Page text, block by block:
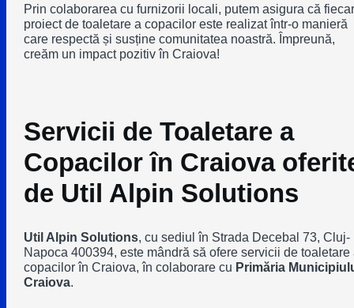
Prin colaborarea cu furnizorii locali, putem asigura că
proiect de toaletare a copacilor este realizat într-o manieră
care respectă și susține comunitatea noastră. Împreună,
creăm un impact pozitiv în Craiova!
Servicii de Toaletare a
Copacilor în Craiova
de Util Alpin Solutions
Util Alpin Solutions, cu sediul în Strada Decebal 73, Cluj-
Napoca 400394, este mândră să ofere servicii de toaletare
copacilor în Craiova, în colaborare cu Primăria
Craiova.